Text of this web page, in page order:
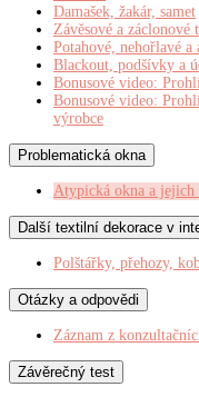
Damašek, žakár, samet
Závěsové a
Potahové, nehořlavé
Blackout, podšívky a
Bonusové video:
Bonusové video:
výrobce
Problematická okna
Atypická okna a jejich
Další textilní dekorace v
Polštářky, přehozy,
Otázky a odpovědi
Záznam z
Závěrečný test